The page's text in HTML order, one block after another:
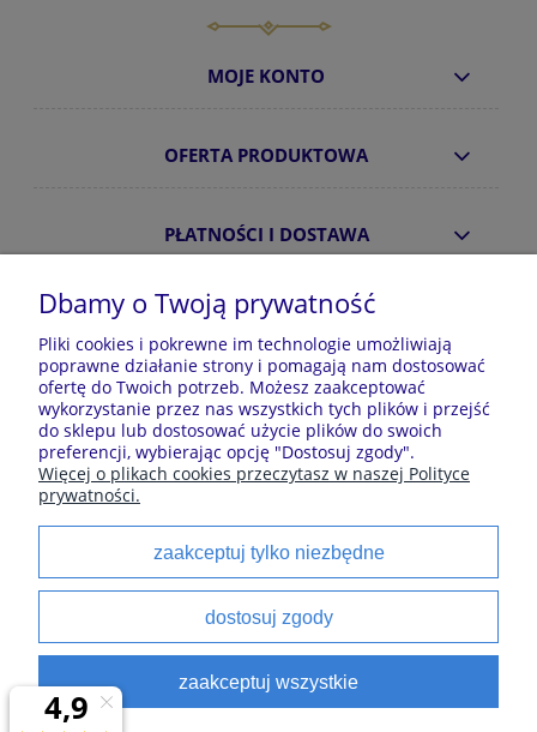
MOJE KONTO
OFERTA PRODUKTOWA
PŁATNOŚCI I DOSTAWA
INFORMACJE
O NAS
Sklep z piżamami Kraina Piżam | Plac Zwycięstwa 7, 28-
100 Busko-Zdrój | E-mail: krainapizam@gmail.com | Tel.
602 809 945 | NIP: 6551814701 | REGON: 528344498
Polecane kategorie
Szlaforki dla dzieci
Piżamy męskie
Koszule noce
Dbamy o Twoją prywatność
Pliki cookies i pokrewne im technologie umożliwiają
poprawne działanie strony i pomagają nam dostosować
ofertę do Twoich potrzeb. Możesz zaakceptować
wykorzystanie przez nas wszystkich tych plików i przejść
do sklepu lub dostosować użycie plików do swoich
preferencji, wybierając opcję "Dostosuj zgody".
Więcej o plikach cookies przeczytasz w naszej Polityce
prywatności.
zaakceptuj tylko niezbędne
dostosuj zgody
zaakceptuj wszystkie